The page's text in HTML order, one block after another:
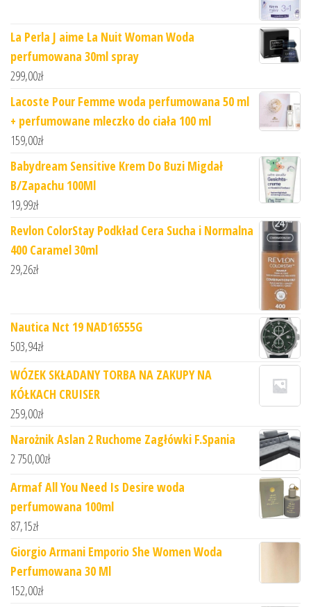
La Perla J aime La Nuit Woman Woda
perfumowana 30ml spray
299,00zł
Lacoste Pour Femme woda perfumowana 50 ml
+ perfumowane mleczko do ciała 100 ml
159,00zł
Babydream Sensitive Krem Do Buzi Migdał
B/Zapachu 100Ml
19,99zł
Revlon ColorStay Podkład Cera Sucha i Normalna
400 Caramel 30ml
29,26zł
Nautica Nct 19 NAD16555G
503,94zł
WÓZEK SKŁADANY TORBA NA ZAKUPY NA
KÓŁKACH CRUISER
259,00zł
Narożnik Aslan 2 Ruchome Zagłówki F.Spania
2 750,00zł
Armaf All You Need Is Desire woda
perfumowana 100ml
87,15zł
Giorgio Armani Emporio She Women Woda
Perfumowana 30 Ml
152,00zł